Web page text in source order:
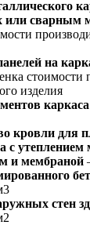
или сварным
на
стоимости
изделия
кровли для
с утеплением
и мембраной
стен